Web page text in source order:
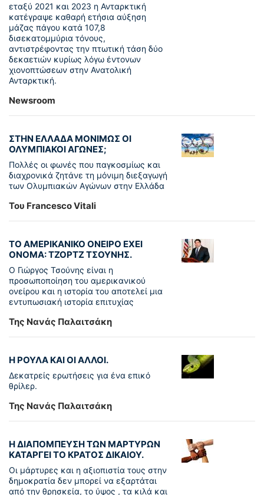
εταξύ 2021 και 2023 η Ανταρκτική
κατέγραψε καθαρή ετήσια αύξηση
μάζας πάγου κατά 107,8
δισεκατομμύρια τόνους,
αντιστρέφοντας την πτωτική τάση δύο
δεκαετιών κυρίως λόγω έντονων
χιονοπτώσεων στην Ανατολική
Ανταρκτική.
Newsroom
ΣΤΗΝ ΕΛΛΑΔΑ ΜΟΝΙΜΩΣ ΟΙ
ΟΛΥΜΠΙΑΚΟΙ ΑΓΩΝΕΣ;
Πολλές οι φωνές που παγκοσμίως και
διαχρονικά ζητάνε τη μόνιμη διεξαγωγή
των Ολυμπιακών Αγώνων στην Ελλάδα
Του Francesco Vitali
ΤΟ ΑΜΕΡΙΚΑΝΙΚΟ ΟΝΕΙΡΟ ΕΧΕΙ
ΟΝΟΜΑ: ΤΖΟΡΤΖ ΤΣΟΥΝΗΣ.
Ο Γιώργος Τσούνης είναι η
προσωποποίηση του αμερικανικού
ονείρου και η ιστορία του αποτελεί μια
εντυπωσιακή ιστορία επιτυχίας
Της Νανάς Παλαιτσάκη
Η ΡΟΥΛΑ ΚΑΙ ΟΙ ΑΛΛΟΙ.
Δεκατρείς ερωτήσεις για ένα επικό
θρίλερ.
Της Νανάς Παλαιτσάκη
Η ΔΙΑΠΟΜΠΕΥΣΗ ΤΩΝ ΜΑΡΤΥΡΩΝ
ΚΑΤΑΡΓΕΙ ΤΟ ΚΡΑΤΟΣ ΔΙΚΑΙΟΥ.
Οι μάρτυρες και η αξιοπιστία τους στην
δημοκρατία δεν μπορεί να εξαρτάται
από την θρησκεία, το ύψος , τα κιλά και